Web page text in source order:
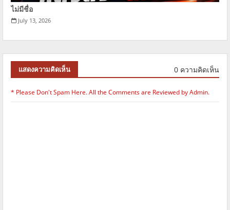
ไม่มีชื่อ
July 13, 2026
แสดงความคิดเห็น 0 ความคิดเห็น
* Please Don't Spam Here. All the Comments are Reviewed by Admin.